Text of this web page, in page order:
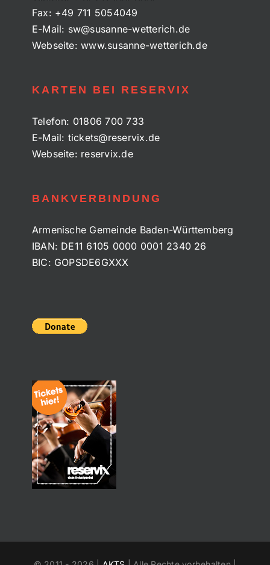
Fax: +49 711 5054049
E-Mail: sw@susanne-wetterich.de
Webseite:www.susanne-wetterich.de
KARTEN BEI RESERVIX
Telefon: 01806 700 733
E-Mail: tickets@reservix.de
Webseite: reservix.de
BANKVERBINDUNG
Armenische Gemeinde Baden-Württemberg
IBAN: DE11 6105 0000 0001 2340 26
BIC: GOPSDE6GXXX